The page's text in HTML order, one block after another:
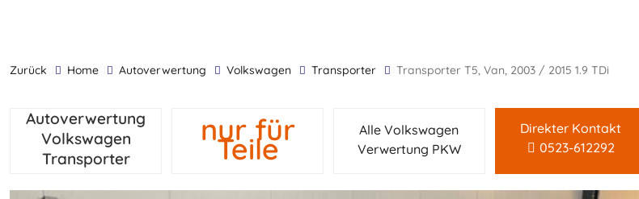
zurück Home Autoverwertung Volkswagen Transporter Transporter T5, Van, 2003 / 2015 1.9 TDi
Autoverwertung
Volkswagen
Transporter
nur für
Teile
Alle Volkswagen
Verwertung PKW
Direkter Kontakt
0523-612292